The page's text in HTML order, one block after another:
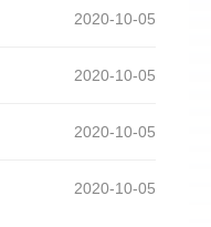
2020-10-05
2020-10-05
2020-10-05
2020-10-05